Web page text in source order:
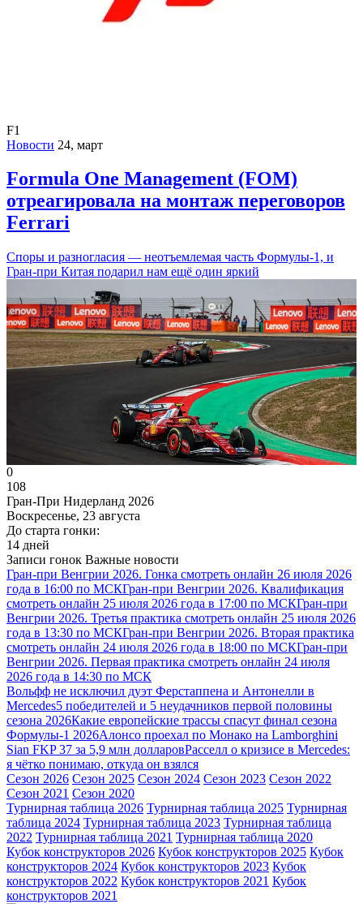
F1
Новости 24, март
Formula One Management (FOM)
отреагировала на монтаж переговоров
Ferrari
Споры и разногласия — неотъемлемая часть Формулы-1, и
Гран-при Китая подарил нам ещё один яркий
0
108
Гран-При Нидерланд 2026
Воскресенье, 23 августа
До старта гонки:
14 дней
Записи гонок Важные новости
Гран-при Венгрии 2026. Гонка смотреть онлайн 26 июля 2026
года в 16:00 по МСКГран-при Венгрии 2026. Квалификация
смотреть онлайн 25 июля 2026 года в 17:00 по МСКГран-при
Венгрии 2026. Третья практика смотреть онлайн 25 июля 2026
года в 13:30 по МСКГран-при Венгрии 2026. Вторая практика
смотреть онлайн 24 июля 2026 года в 18:00 по МСКГран-при
Венгрии 2026. Первая практика смотреть онлайн 24 июля
2026 года в 14:30 по МСК
Вольфф не исключил дуэт Ферстаппена и Антонелли в
Mercedes5 победителей и 5 неудачников первой половины
сезона 2026Какие европейские трассы спасут финал сезона
Формулы-1 2026Алонсо проехал по Монако на Lamborghini
Sian FKP 37 за 5,9 млн долларовРасселл о кризисе в Mercedes:
я чётко понимаю, откуда он взялся
Сезон 2026 Сезон 2025 Сезон 2024 Сезон 2023 Сезон 2022
Сезон 2021 Сезон 2020
Турнирная таблица 2026 Турнирная таблица 2025 Турнирная
таблица 2024 Турнирная таблица 2023 Турнирная таблица
2022 Турнирная таблица 2021 Турнирная таблица 2020
Кубок конструкторов 2026 Кубок конструкторов 2025 Кубок
конструкторов 2024 Кубок конструкторов 2023 Кубок
конструкторов 2022 Кубок конструкторов 2021 Кубок
конструкторов 2021